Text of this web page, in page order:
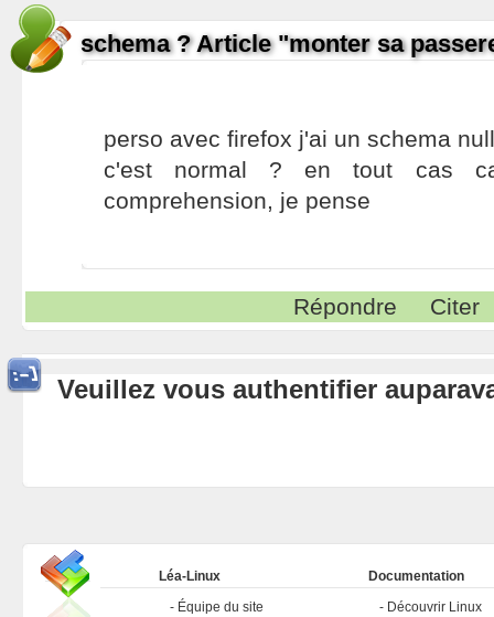
schema ? Article "monter sa
perso avec firefox j'ai un schema
c'est normal ? en tout cas
comprehension, je pense
Répondre Citer
Veuillez vous authentifier
Léa-Linux
Équipe du site
Documentation
Découvrir Linux